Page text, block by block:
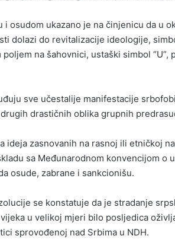
i osudom ukazano je na činjenicu da u
dolazi do revitalizacije ideologije,
na šahovnici, ustaški simbol “U”,
sve učestalije manifestacije
drastičnih oblika grupnih
ideja zasnovanih na rasnoj ili etničkoj
sa Međunarodnom konvencijom o
osude, zabrane i sankcionišu.
se konstatuje da je stradanje
u velikoj mjeri bilo posljedica
sprovođenoj nad Srbima u NDH.